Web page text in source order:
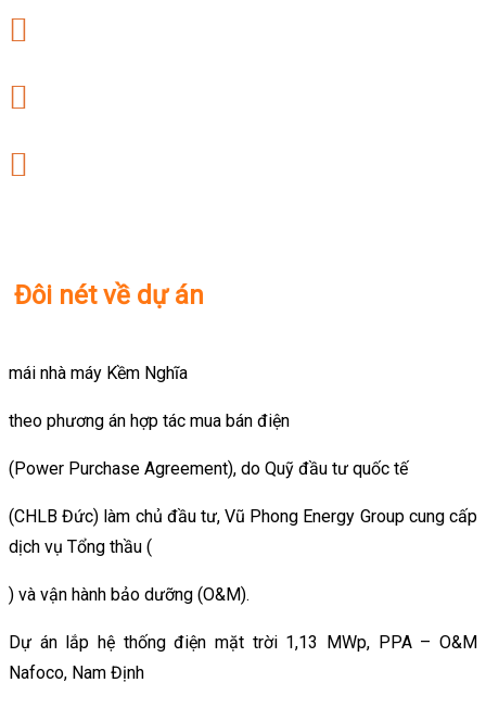
Đôi nét về dự án
mái nhà máy Kềm Nghĩa
theo phương án hợp tác mua bán điện
(Power Purchase Agreement), do Quỹ đầu tư quốc tế
(CHLB Đức) làm chủ đầu tư, Vũ Phong Energy Group cung cấp
dịch vụ Tổng thầu (
) và vận hành bảo dưỡng (O&M).
Dự án lắp hệ thống điện mặt trời 1,13 MWp, PPA – O&M
Nafoco, Nam Định